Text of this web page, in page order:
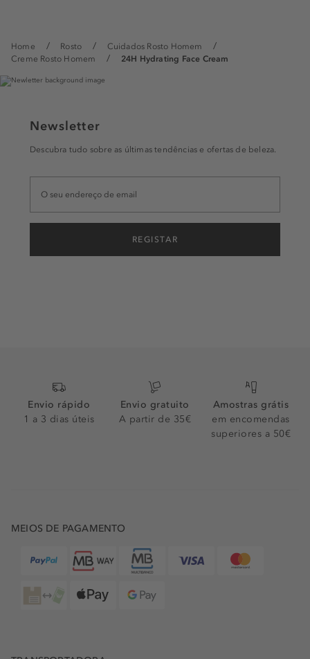
Home Rosto
Cuidados Rosto Homem
Creme Rosto Homem
24H Hydrating Face Cream
Newsletter
Descubra tudo sobre as últimas tendências e ofertas de beleza.
REGISTAR
Envio rápido
1 a 3 dias úteis
Envio gratuito
A partir de 35€
Amostras grátis
em encomendas
superiores a 50€
MEIOS DE PAGAMENTO